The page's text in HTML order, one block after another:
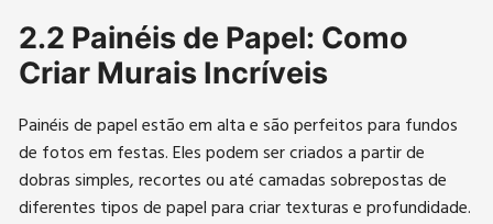
2.2 Painéis de Papel: Como
Criar Murais Incríveis
Painéis de papel estão em alta e são perfeitos para fundos
de fotos em festas. Eles podem ser criados a partir de
dobras simples, recortes ou até camadas sobrepostas de
diferentes tipos de papel para criar texturas e profundidade.